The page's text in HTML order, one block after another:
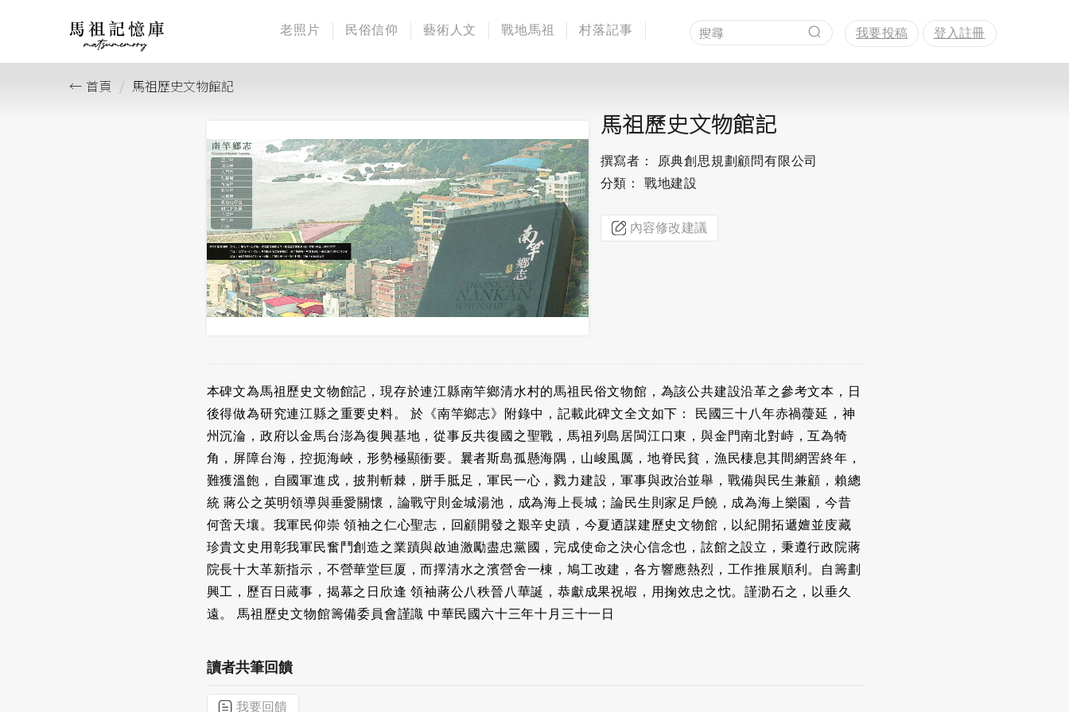
老照片 民俗信仰 藝術人文 戰地馬祖 村落記事 我要投稿 登入註冊
首頁 馬祖歷史文物館記
馬祖歷史文物館記
撰寫者： 原典創思規劃顧問有限公司
分類： 戰地建設
內容修改建議
本碑文為馬祖歷史文物館記，現存於連江縣南竿鄉清水村的馬祖民俗文物館，為該公共建設沿革之參考文本，日
後得做為研究連江縣之重要史料。 於《南竿鄉志》附錄中，記載此碑文全文如下： 民國三十八年赤禍蘉延，神
州沉淪，政府以金馬台澎為復興基地，從事反共復國之聖戰，馬祖列島居閩江口東，與金門南北對峙，互為犄
角，屏障台海，控扼海峽，形勢極顯衝要。曩者斯島孤懸海隅，山峻風厲，地脊民貧，漁民棲息其間網罟終年，
難獲溫飽，自國軍進戍，披荆斬棘，胼手胝足，軍民一心，戮力建設，軍事與政治並舉，戰備與民生兼顧，賴總
統 蔣公之英明領導與垂愛關懷，論戰守則金城湯池，成為海上長城；論民生則家足戶饒，成為海上樂園，今昔
何啻天壤。我軍民仰崇 領袖之仁心聖志，回顧開發之艱辛史蹟，今夏迺謀建歷史文物館，以紀開拓遞嬗並庋藏
珍貴文史用彰我軍民奮鬥創造之業蹟與啟迪激勵盡忠黨國，完成使命之決心信念也，詃館之設立，秉遵行政院蔣
院長十大革新指示，不營華堂巨厦，而擇清水之濱營舍一棟，鳩工改建，各方響應熱烈，工作推展順利。自籌劃
興工，歷百日蕆事，揭幕之日欣逢 領袖蔣公八秩晉八華誕，恭獻成果祝嘏，用掬效忠之忱。謹泐石之，以垂久
遠。 馬祖歷史文物館籌備委員會謹識 中華民國六十三年十月三十一日
讀者共筆回饋
我要回饋